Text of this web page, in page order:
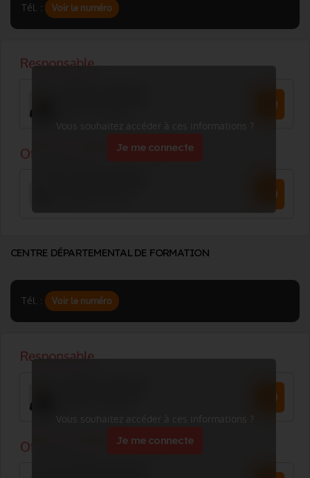
Tél. : Voir le numéro
Vous souhaitez accéder à ces informations ?
Je me connecte
CENTRE DÉPARTEMENTAL DE FORMATION
Tél. : Voir le numéro
Vous souhaitez accéder à ces informations ?
Je me connecte